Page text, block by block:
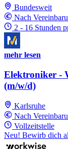
Bundesweit
Nach
2 - 16 Stunden
mehr lesen
Elektroniker -
(m/w/d)
Karlsruhe
Nach
Vollzeitstelle
Neu! Bewirb dich